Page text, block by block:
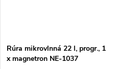
Rúra mikrovlnná 22 l, progr., 1
x magnetron NE-1037